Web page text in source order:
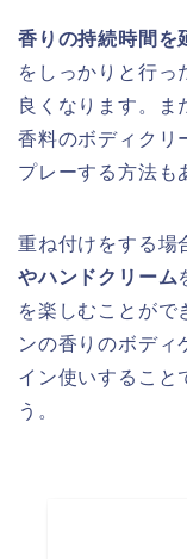
香りの持続時間を
をしっかりと行っ
良くなります。ま
香料のボディクリ
プレーする方法も
重ね付けをする場
やハンドクリーム
を楽しむことがで
ンの香りのボディ
イン使いすること
う。